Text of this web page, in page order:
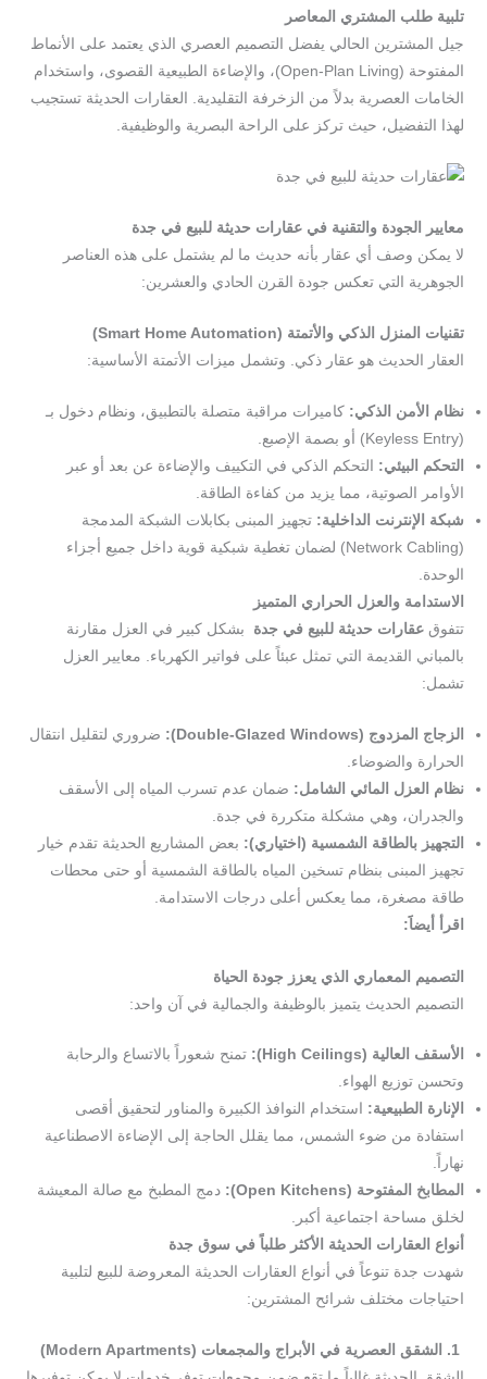
تلبية طلب المشتري المعاصر
جيل المشترين الحالي يفضل التصميم العصري الذي يعتمد على الأنماط
المفتوحة (Open-Plan Living)، والإضاءة الطبيعية القصوى، واستخدام
الخامات العصرية بدلاً من الزخرفة التقليدية. العقارات الحديثة تستجيب
لهذا التفضيل، حيث تركز على الراحة البصرية والوظيفية.
معايير الجودة والتقنية فيعقارات حديثة للبيع في جدة
لا يمكن وصف أي عقار بأنه حديث ما لم يشتمل على هذه العناصر
الجوهرية التي تعكس جودة القرن الحادي والعشرين:
تقنيات المنزل الذكي والأتمتة (Smart Home Automation
)
العقار الحديث هو عقار ذكي. وتشمل ميزات الأتمتة الأساسية:
نظام الأمن الذكي: كاميرات مراقبة متصلة بالتطبيق، ونظام دخول بـ
(Keyless Entry) أو بصمة الإصبع.
التحكم البيئي: التحكم الذكي في التكييف والإضاءة عن بعد أو عبر
الأوامر الصوتية، مما يزيد من كفاءة الطاقة.
شبكة الإنترنت الداخلية: تجهيز المبنى بكابلات الشبكة المدمجة
(Network Cabling) لضمان تغطية شبكية قوية داخل جميع أجزاء
الوحدة.
الاستدامة والعزل الحراري المتميز
تتفوقعقارات حديثة للبيع في جدة بشكل كبير في العزل مقارنة
بالمباني القديمة التي تمثل عبئاً على فواتير الكهرباء. معايير العزل
تشمل:
الزجاج المزدوج (Double-Glazed Windows):
ضروري لتقليل انتقال
الحرارة والضوضاء.
نظام العزل المائي الشامل: ضمان عدم تسرب المياه إلى الأسقف
والجدران، وهي مشكلة متكررة في جدة.
التجهيز بالطاقة الشمسية (اختياري): بعض المشاريع الحديثة تقدم خيار
تجهيز المبنى بنظام تسخين المياه بالطاقة الشمسية أو حتى محطات
طاقة مصغرة، مما يعكس أعلى درجات الاستدامة.
اقرأ أيضاََ:
التصميم المعماري الذي يعزز جودة الحياة
التصميم الحديث يتميز بالوظيفة والجمالية في آن واحد:
الأسقف العالية (High Ceilings):
تمنح شعوراً بالاتساع والرحابة
وتحسن توزيع الهواء.
الإنارة الطبيعية: استخدام النوافذ الكبيرة والمناور لتحقيق أقصى
استفادة من ضوء الشمس، مما يقلل الحاجة إلى الإضاءة الاصطناعية
نهاراً.
المطابخ المفتوحة (Open Kitchens):
دمج المطبخ مع صالة المعيشة
لخلق مساحة اجتماعية أكبر.
أنواع العقارات الحديثة الأكثر طلباً في سوق جدة
شهدت جدة تنوعاً في أنواع العقارات الحديثة المعروضة للبيع لتلبية
احتياجات مختلف شرائح المشترين:
1. الشقق العصرية في الأبراج والمجمعات ( Modern Apartments
)